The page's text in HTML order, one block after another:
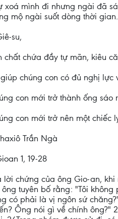
xoá mình đi nhưng ngài đã
mộ ngài suốt dòng thời
su,
chất chứa đầy tự mãn, kiêu
chúng con có đủ nghị lực
con mới trở thành ống sáo
con mới trở nên một chiếc
Trần Ngà
1, 19-28
lời chứng của ông Gio-an,
tuyên bố rằng: "Tôi
có phải là vị ngôn sứ
Ông nói gì về chính ông?"